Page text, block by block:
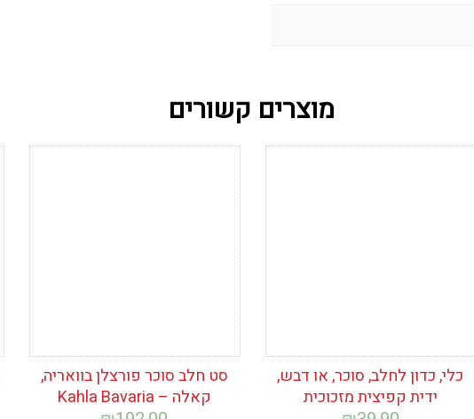
מוצרים קשורים
כלי, כדון לחלב, סוכר, או דבש,
ידית קפיצית מזכוכית
סט חלב סוכר פורצלן בוואריה,
קאלה – Kahla Bavaria